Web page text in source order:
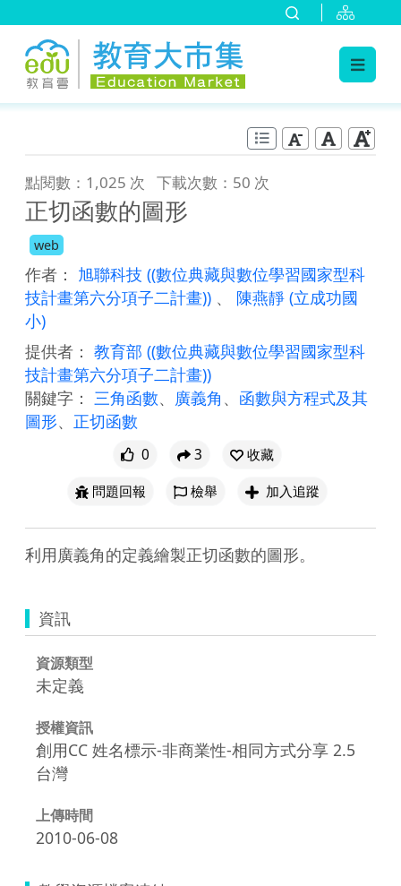
點閱數：1,025 次 下載次數：50 次
正切函數的圖形
web
作者： 旭聯科技 ((數位典藏與數位學習國家型科
技計畫第六分項子二計畫)) 、 陳燕靜 (立成功國
小)
提供者： 教育部 ((數位典藏與數位學習國家型科
技計畫第六分項子二計畫))
關鍵字： 三角函數、 廣義角 、 函數與方程式及其
圖形、 正切函數
0 3
收藏
問題回報
檢舉 加入追蹤
利用廣義角的定義繪製正切函數的圖形。
資訊
資源類型
未定義
授權資訊
創用CC 姓名標示-非商業性-相同方式分享 2.5
台灣
上傳時間
2010-06-08